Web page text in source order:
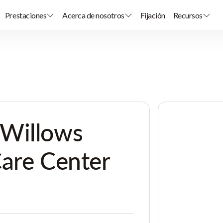
Prestaciones Acerca de nosotros Fijación Recursos
Center